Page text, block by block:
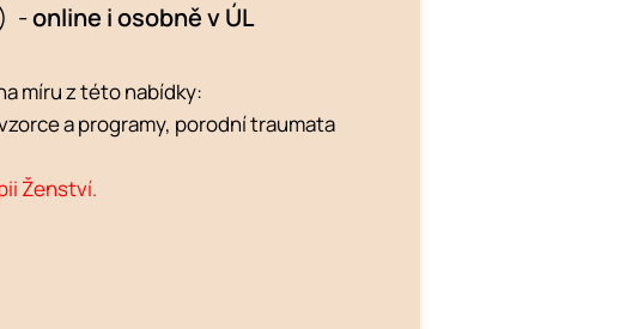
-online i osobně v ÚL
míru z této nabídky:
a programy, porodní traumata
Ženství.